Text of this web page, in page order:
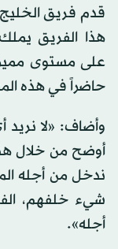
قدم فريق الخليج
هذا الفريق
على مستوى
حاضراً في هذه
وأضاف: «لا
أوضح من خلال هذه
ندخل من أجله
شيء خلفهم،
أجله».